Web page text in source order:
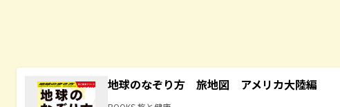
地球のなぞり方 旅地図 アメリカ大陸編